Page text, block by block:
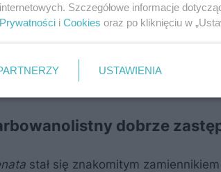
w maju i czerwcu, tworząc
pojawiają się niewielkie,
dodatkową ozdobę i pokarm dla
dobrze
stał się znakomitym
internetowych. Szczegółowe informacje
Prywatności i Cookies oraz po kliknięciu w
USTAWIENIA